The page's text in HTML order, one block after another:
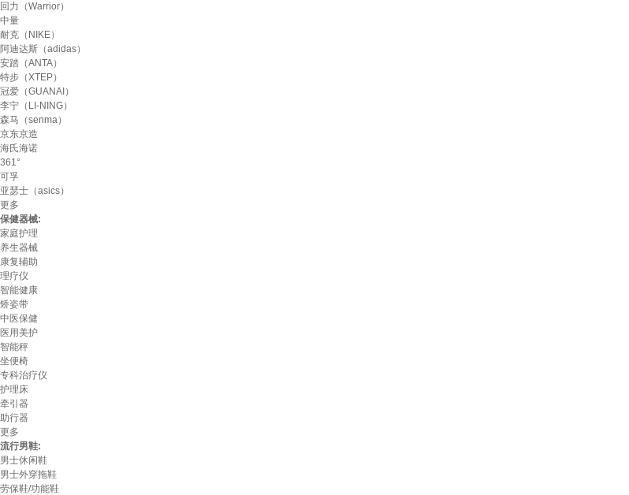
回力（Warrior）
中量
耐克（NIKE）
阿迪达斯（adidas）
安踏（ANTA）
特步（XTEP）
冠爱（GUANAI）
李宁（LI-NING）
森马（senma）
京东京造
海氏海诺
361°
可孚
亚瑟士（asics）
更多
保健器械:
家庭护理
养生器械
康复辅助
理疗仪
智能健康
矫姿带
中医保健
医用美护
智能秤
坐便椅
专科治疗仪
护理床
牵引器
助行器
更多
流行男鞋:
男士休闲鞋
男士外穿拖鞋
劳保鞋/功能鞋